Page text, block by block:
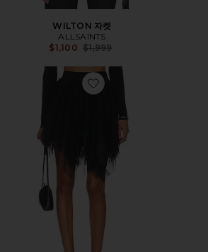
WILTON 자켓
ALLSAINTS
$1,100 Previous price:
$1,999
Favorite JAYDE TULLE 스커트